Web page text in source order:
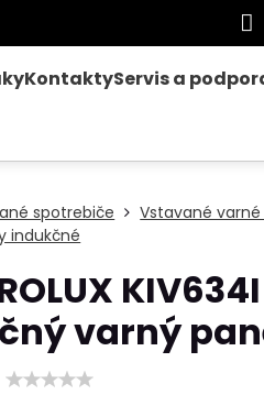
KontaktyServis a
spotrebiče
Vstavané varné
indukčné
KIV634I
varný